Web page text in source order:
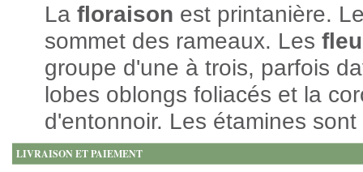
La floraison est printanière.
sommet des rameaux. Les
groupe d'une à trois, parfois
lobes oblongs foliacés et la
d'entonnoir. Les étamines
LIVRAISON ET PAIEMENT